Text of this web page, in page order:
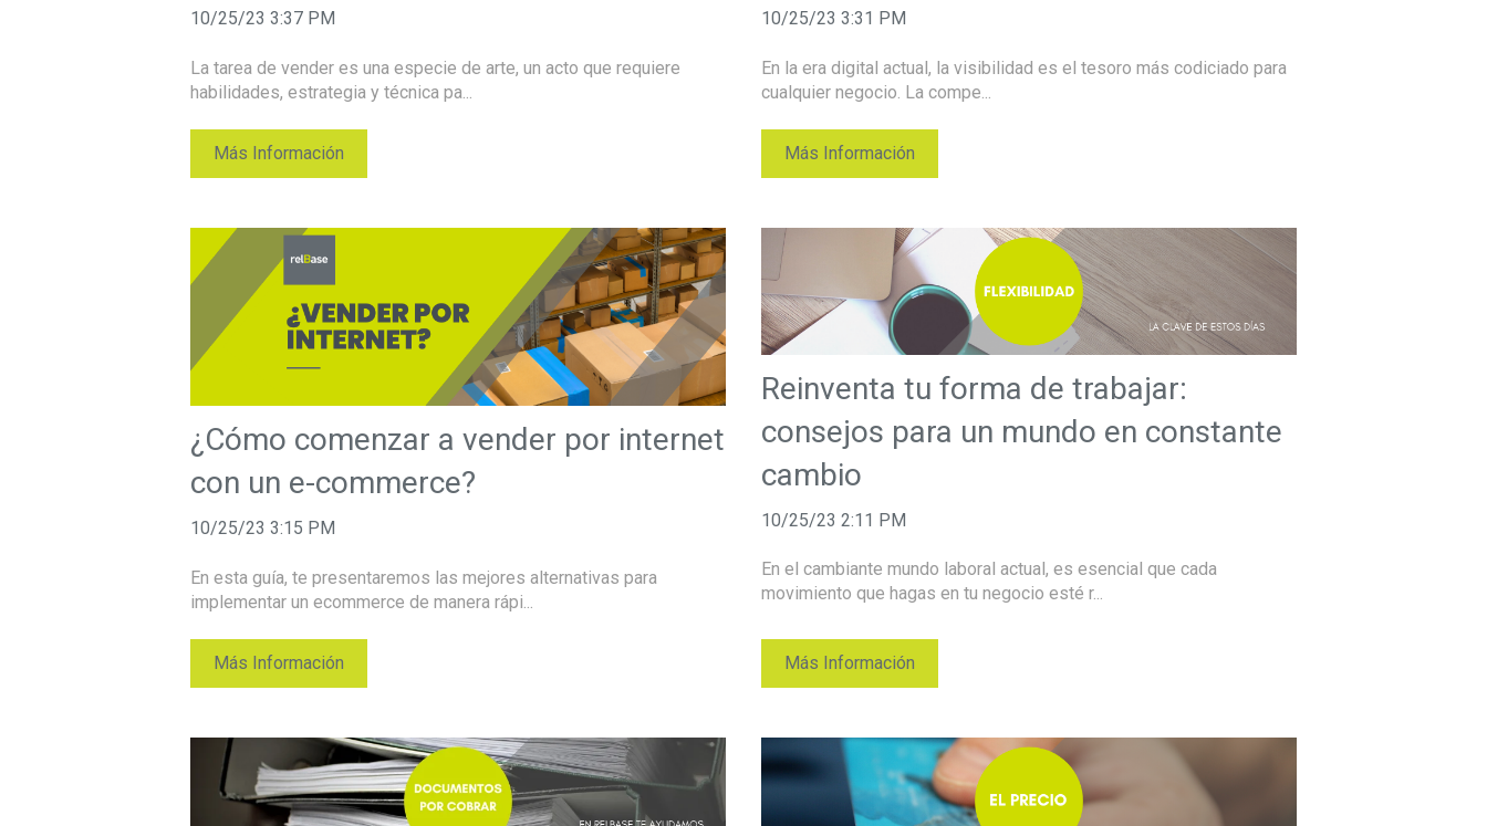
10/25/23 3:37 PM
La tarea de vender es una especie de arte, un acto que requiere
habilidades, estrategia y técnica pa...
Más Información
10/25/23 3:31 PM
En la era digital actual, la visibilidad es el tesoro más codiciado para
cualquier negocio. La compe...
Más Información
¿Cómo comenzar a vender por internet
con un e-commerce?
10/25/23 3:15 PM
En esta guía, te presentaremos las mejores alternativas para
implementar un ecommerce de manera rápi...
Más Información
Reinventa tu forma de trabajar:
consejos para un mundo en constante
cambio
10/25/23 2:11 PM
En el cambiante mundo laboral actual, es esencial que cada
movimiento que hagas en tu negocio esté r...
Más Información